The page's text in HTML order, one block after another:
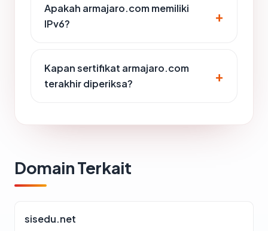
Apakah armajaro.com memiliki
IPv6?
Kapan sertifikat armajaro.com
terakhir diperiksa?
Domain Terkait
sisedu.net